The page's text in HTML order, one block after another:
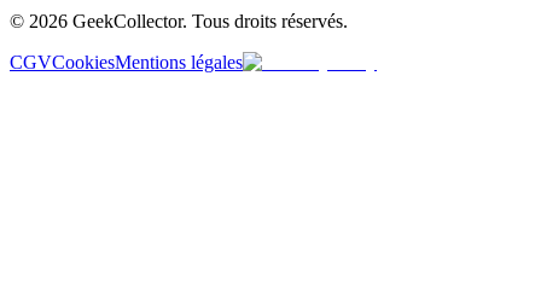
© 2026 GeekCollector. Tous droits réservés.
CGVCookiesMentions légales